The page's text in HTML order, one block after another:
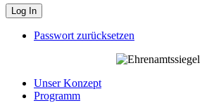
Passwort zurücksetzen
Unser Konzept
Programm